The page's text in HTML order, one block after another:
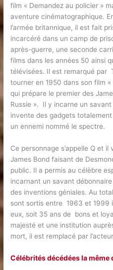
film « Demandez au policier »
aventure cinématographique.
l’armée britannique, il est fait
incarcéré dans un camp de
après-guerre, une seconde
films dans les années 50 ainsi
télévisées. Il est remarqué par
tourner en 1950 dans son film «
qui prépare le premier des
Russie ». Il y incarne un
invente des gadgets
un ennemi nommé le spectre.
Ce personnage s’appelle Q et
James Bond faisant de
public. Il a permis au célèbre
incarnant un savant
des inventions géniales. Au
sont sortis entre 1963 et 1999
eux, soit 35 ans de bons et
majesté et une institution
mort, il est remplacé par
Célébrités décédées la même